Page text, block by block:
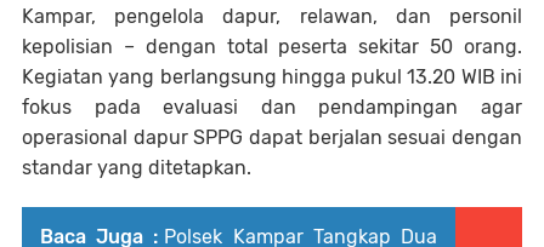
Kampar, pengelola dapur, relawan, dan personil
kepolisian – dengan total peserta sekitar 50 orang.
Kegiatan yang berlangsung hingga pukul 13.20 WIB ini
fokus pada evaluasi dan pendampingan agar
operasional dapur SPPG dapat berjalan sesuai dengan
standar yang ditetapkan.
Baca Juga : Polsek Kampar Tangkap Dua